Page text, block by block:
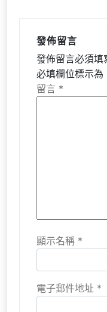
發佈留言
發佈留言必須填
必填欄位標示為
留言 *
顯示名稱 *
電子郵件地址 *